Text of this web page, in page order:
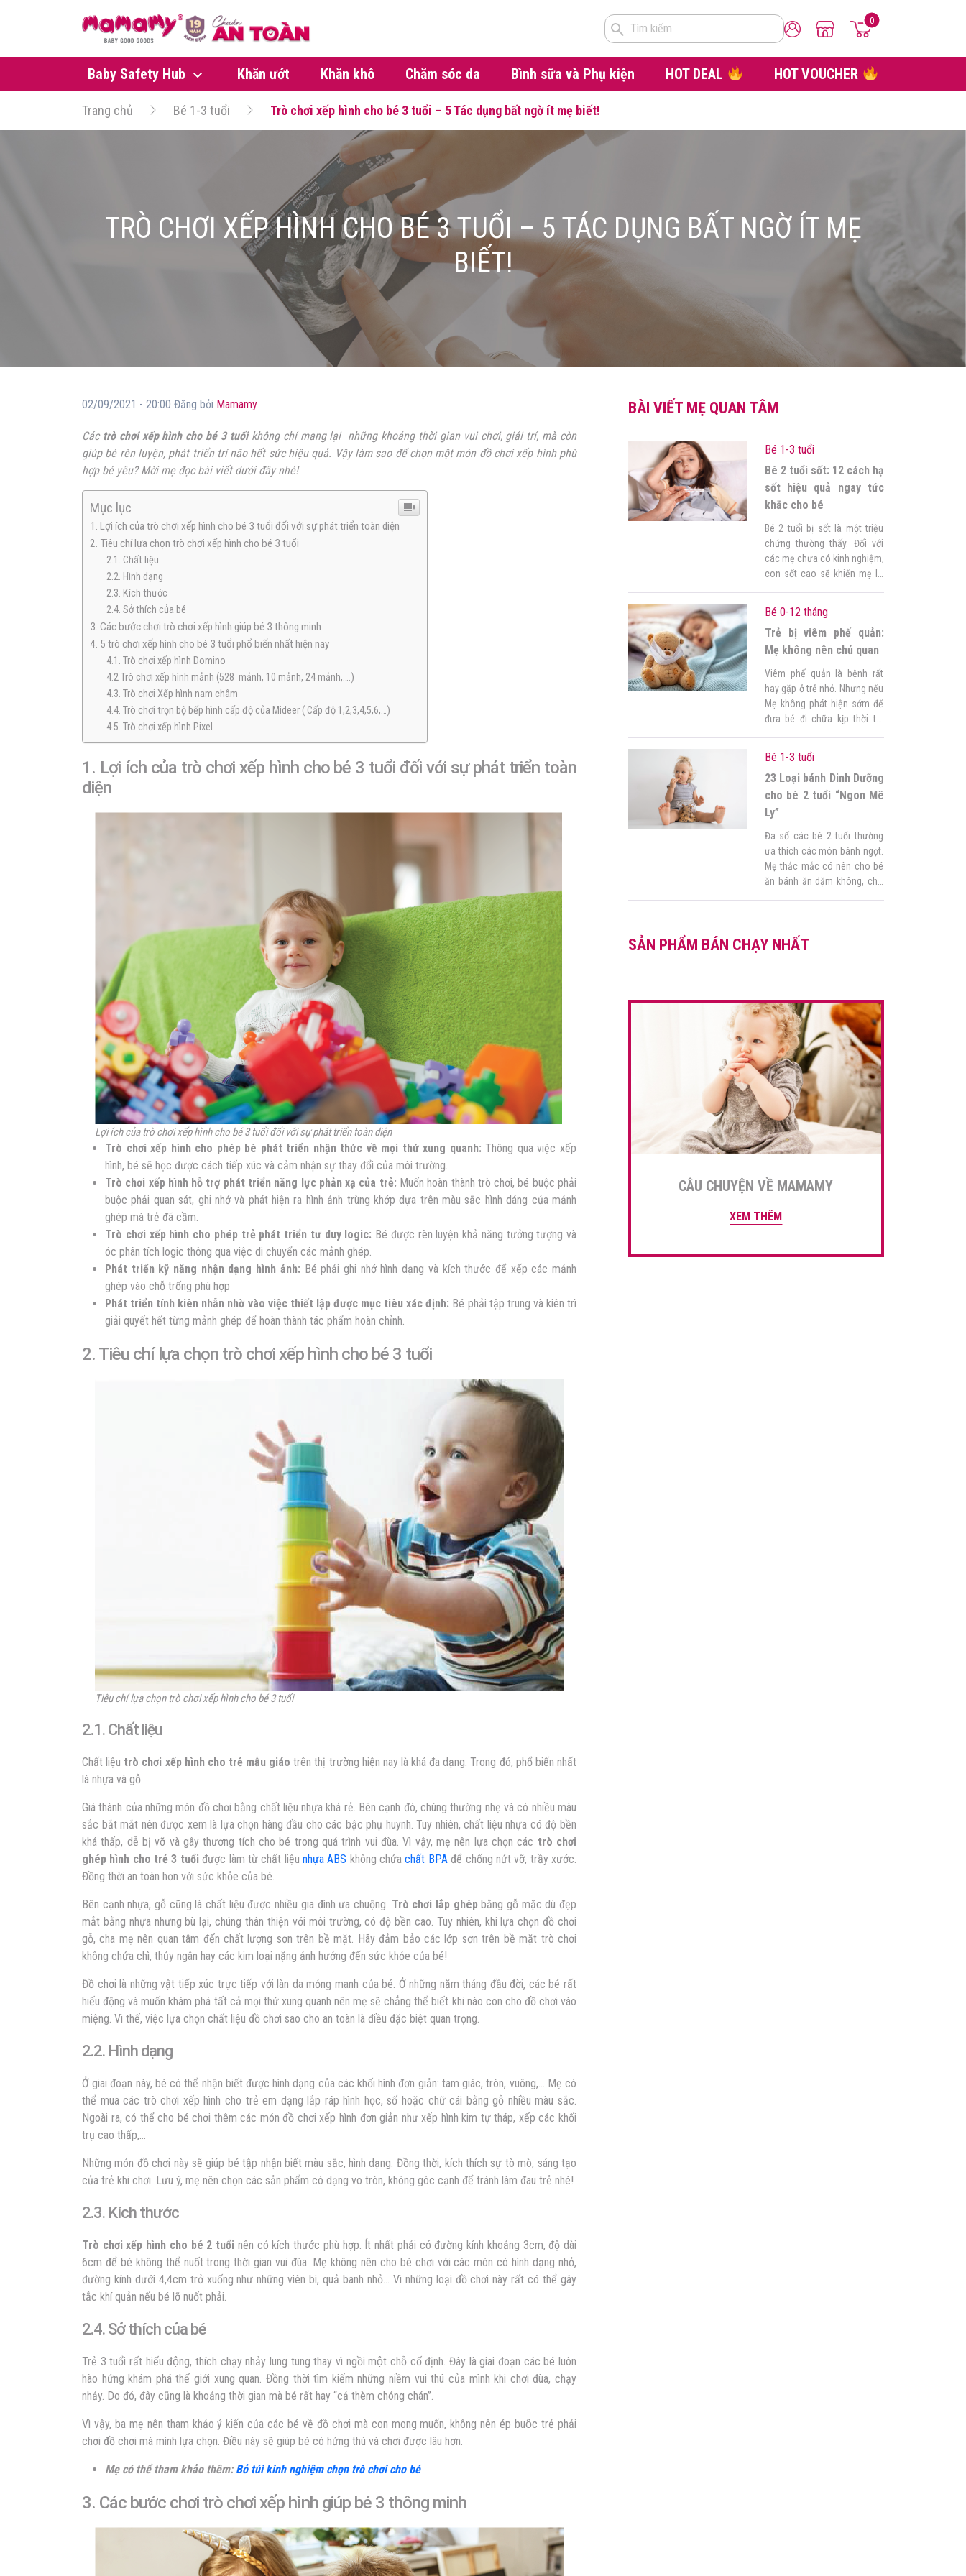
Tìm kiếm
0
Baby Safety Hub Khăn ướt Khăn khô Chăm sóc da Bình sữa và Phụ kiện HOT DEAL HOT VOUCHER
Trang chủ Bé 1-3 tuổi Trò chơi xếp hình cho bé 3 tuổi – 5 Tác dụng bất ngờ ít mẹ biết!
TRÒ CHƠI XẾP HÌNH CHO BÉ 3 TUỔI – 5 TÁC DỤNG BẤT NGỜ ÍT MẸ
BIẾT!
02/09/2021 - 20:00 Đăng bởi Mamamy
Các trò chơi xếp hình cho bé 3 tuổikhông chỉ mang lại những khoảng thời gian vui chơi, giải trí, mà còn
giúp bé rèn luyện, phát triển trí não hết sức hiệu quả. Vậy làm sao để chọn một món đồ chơi xếp hình phù
hợp bé yêu? Mời mẹ đọc bài viết dưới đây nhé!
Mục lục
1. Lợi ích của trò chơi xếp hình cho bé 3 tuổi đối với sự phát triển toàn diện
2. Tiêu chí lựa chọn trò chơi xếp hình cho bé 3 tuổi
2.1. Chất liệu
2.2. Hình dạng
2.3. Kích thước
2.4. Sở thích của bé
3. Các bước chơi trò chơi xếp hình giúp bé 3 thông minh
4. 5 trò chơi xếp hình cho bé 3 tuổi phổ biến nhất hiện nay
4.1. Trò chơi xếp hình Domino
4.2 Trò chơi xếp hình mảnh (528 mảnh, 10 mảnh, 24 mảnh,….)
4.3. Trò chơi Xếp hình nam châm
4.4. Trò chơi trọn bộ bếp hình cấp độ của Mideer ( Cấp độ 1,2,3,4,5,6,…)
4.5. Trò chơi xếp hình Pixel
1. Lợi ích của trò chơi xếp hình cho bé 3 tuổi đối với sự phát triển toàn
diện
Lợi ích của trò chơi xếp hình cho bé 3 tuổi đối với sự phát triển toàn diện
Trò chơi xếp hình cho phép bé phát triển nhận thức về mọi thứ xung quanh: Thông qua việc xếp
hình, bé sẽ học được cách tiếp xúc và cảm nhận sự thay đổi của môi trường.
Trò chơi xếp hình hỗ trợ phát triển năng lực phản xạ của trẻ: Muốn hoàn thành trò chơi, bé buộc phải
buộc phải quan sát, ghi nhớ và phát hiện ra hình ảnh trùng khớp dựa trên màu sắc hình dáng của mảnh
ghép mà trẻ đã cầm.
Trò chơi xếp hình cho phép trẻ phát triển tư duy logic: Bé được rèn luyện khả năng tưởng tượng và
óc phân tích logic thông qua việc di chuyển các mảnh ghép.
Phát triển kỹ năng nhận dạng hình ảnh: Bé phải ghi nhớ hình dạng và kích thước để xếp các mảnh
ghép vào chỗ trống phù hợp
Phát triển tính kiên nhẫn nhờ vào việc thiết lập được mục tiêu xác định: Bé phải tập trung và kiên trì
giải quyết hết từng mảnh ghép để hoàn thành tác phẩm hoàn chỉnh.
2. Tiêu chí lựa chọn trò chơi xếp hình cho bé 3 tuổi
Tiêu chí lựa chọn trò chơi xếp hình cho bé 3 tuổi
2.1. Chất liệu
Chất liệu trò chơi xếp hình cho trẻ mẫu giáotrên thị trường hiện nay là khá đa dạng. Trong đó, phổ biến nhất
là nhựa và gỗ.
Giá thành của những món đồ chơi bằng chất liệu nhựa khá rẻ. Bên cạnh đó, chúng thường nhẹ và có nhiều màu
sắc bắt mắt nên được xem là lựa chọn hàng đầu cho các bậc phụ huynh. Tuy nhiên, chất liệu nhựa có độ bền
khá thấp, dễ bị vỡ và gây thương tích cho bé trong quá trình vui đùa. Vì vậy, mẹ nên lựa chọn các trò chơi
ghép hình cho trẻ 3 tuổiđược làm từ chất liệunhựa ABS không chứachất BPAđể chống nứt vỡ, trầy xước.
Đồng thời an toàn hơn với sức khỏe của bé.
Bên cạnh nhựa, gỗ cũng là chất liệu được nhiều gia đình ưa chuộng. Trò chơi lắp ghép bằng gỗ mặc dù đẹp
mắt bằng nhựa nhưng bù lại, chúng thân thiện với môi trường, có độ bền cao. Tuy nhiên, khi lựa chọn đồ chơi
gỗ, cha mẹ nên quan tâm đến chất lượng sơn trên bề mặt. Hãy đảm bảo các lớp sơn trên bề mặt trò chơi
không chứa chì, thủy ngân hay các kim loại nặng ảnh hưởng đến sức khỏe của bé!
Đồ chơi là những vật tiếp xúc trực tiếp với làn da mỏng manh của bé. Ở những năm tháng đầu đời, các bé rất
hiếu động và muốn khám phá tất cả mọi thứ xung quanh nên mẹ sẽ chẳng thể biết khi nào con cho đồ chơi vào
miệng. Vì thế, việc lựa chọn chất liệu đồ chơi sao cho an toàn là điều đặc biệt quan trọng.
2.2. Hình dạng
Ở giai đoạn này, bé có thể nhận biết được hình dạng của các khối hình đơn giản: tam giác, tròn, vuông,… Mẹ có
thể mua các trò chơi xếp hình cho trẻ em dạng lắp ráp hình học, số hoặc chữ cái bằng gỗ nhiều màu sắc.
Ngoài ra, có thể cho bé chơi thêm các món đồ chơi xếp hình đơn giản như xếp hình kim tự tháp, xếp các khối
trụ cao thấp,…
Những món đồ chơi này sẽ giúp bé tập nhận biết màu sắc, hình dạng. Đồng thời, kích thích sự tò mò, sáng tạo
của trẻ khi chơi. Lưu ý, mẹ nên chọn các sản phẩm có dạng vo tròn, không góc cạnh để tránh làm đau trẻ nhé!
2.3. Kích thước
Trò chơi xếp hình cho bé 2 tuổi nên có kích thước phù hợp. Ít nhất phải có đường kính khoảng 3cm, độ dài
6cm để bé không thể nuốt trong thời gian vui đùa. Mẹ không nên cho bé chơi với các món có hình dạng nhỏ,
đường kính dưới 4,4cm trở xuống như những viên bi, quả banh nhỏ… Vì những loại đồ chơi này rất có thể gây
tắc khí quản nếu bé lỡ nuốt phải.
2.4. Sở thích của bé
Trẻ 3 tuổi rất hiếu động, thích chạy nhảy lung tung thay vì ngồi một chỗ cố định. Đây là giai đoạn các bé luôn
hào hứng khám phá thế giới xung quan. Đồng thời tìm kiếm những niềm vui thú của mình khi chơi đùa, chạy
nhảy. Do đó, đây cũng là khoảng thời gian mà bé rất hay “cả thèm chóng chán”.
Vì vậy, ba mẹ nên tham khảo ý kiến của các bé về đồ chơi mà con mong muốn, không nên ép buộc trẻ phải
chơi đồ chơi mà mình lựa chọn. Điều này sẽ giúp bé có hứng thú và chơi được lâu hơn.
Mẹ có thể tham khảo thêm:Bỏ túi kinh nghiệm chọn trò chơi cho bé
3. Các bước chơi trò chơi xếp hình giúp bé 3 thông minh
BÀI VIẾT MẸ QUAN TÂM
Bé 1-3 tuổi
Bé 2 tuổi sốt: 12 cách hạ
sốt hiệu quả ngay tức
khắc cho bé
Bé 2 tuổi bị sốt là một triệu
chứng thường thấy. Đối với
các mẹ chưa có kinh nghiệm,
con sốt cao sẽ khiến mẹ lo
bài viết này, Góc của mẹ sẽ
chia sẻ 12 cách hạ sốt hiệu
quả mà mẹ […]
Bé 0-12 tháng
Trẻ bị viêm phế quản:
Mẹ không nên chủ quan
Viêm phế quản là bệnh rất
hay gặp ở trẻ nhỏ. Nhưng nếu
Mẹ không phát hiện sớm để
đưa bé đi chữa kịp thời thì
quả lớn với sức khỏe bé. Vậy
Mẹ cần làm gì khi trẻ bị viêm
phế quản? 1. Triệu chứng khi
trẻ […]
Bé 1-3 tuổi
23 Loại bánh Dinh Dưỡng
cho bé 2 tuổi “Ngon Mê
Ly”
Đa số các bé 2 tuổi thường
ưa thích các món bánh ngọt.
Mẹ thắc mắc có nên cho bé
ăn bánh ăn dặm không, cho
ba mẹ hoàn toàn có thể thay
SẢN PHẨM BÁN CHẠY NHẤT
CÂU CHUYỆN VỀ MAMAMY
XEM THÊM